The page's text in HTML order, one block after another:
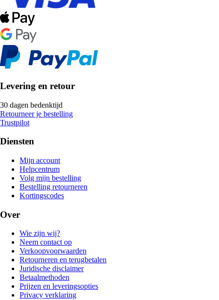
Levering en retour
30 dagen bedenktijd
Retourneer je bestelling
Trustpilot
Diensten
Mijn account
Helpcentrum
Volg mijn bestelling
Bestelling retourneren
Kortingscodes
Over
Wie zijn wij?
Neem contact op
Verkoopvoorwaarden
Retourneren en terugbetalen
Juridische disclaimer
Betaalmethoden
Prijzen en leveringsopties
Privacy verklaring